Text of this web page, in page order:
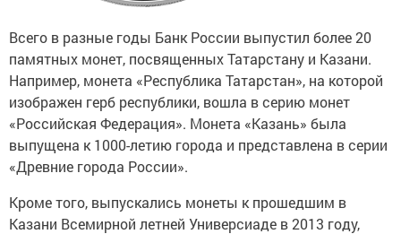
Всего в разные годы Банк России выпустил более 20
памятных монет, посвященных Татарстану и Казани.
Например, монета «Республика Татарстан», на которой
изображен герб республики, вошла в серию монет
«Российская Федерация». Монета «Казань» была
выпущена к 1000-летию города и представлена в серии
«Древние города России».
Кроме того, выпускались монеты к прошедшим в
Казани Всемирной летней Универсиаде в 2013 году,